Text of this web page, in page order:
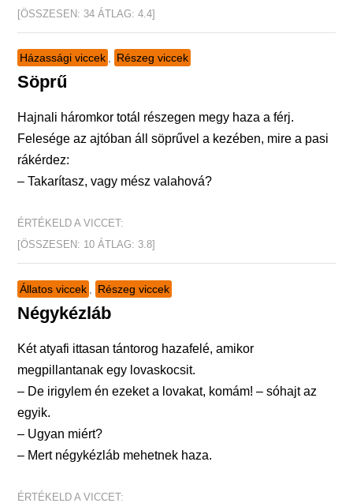
[ÖSSZESEN: 34 ÁTLAG:4.4]
Házassági viccek , Részeg viccek
Söprű
Hajnali háromkor totál részegen megy haza a férj.
Felesége az ajtóban áll söprűvel a kezében, mire a pasi
rákérdez:
– Takarítasz, vagy mész valahová?
ÉRTÉKELD A VICCET:
[ÖSSZESEN: 10 ÁTLAG: 3.8]
Állatos viccek Részeg viccek
Négykézláb
Két atyafi ittasan tántorog hazafelé, amikor
megpillantanak egy lovaskocsit.
– De irigylem én ezeket a lovakat, komám! – sóhajt az
egyik.
– Ugyan miért?
– Mert négykézláb mehetnek haza.
ÉRTÉKELD A VICCET: